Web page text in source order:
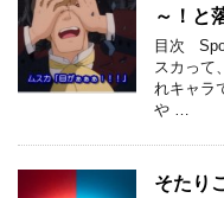
～！と
目次
スカって
れキャラ
や …
そたり